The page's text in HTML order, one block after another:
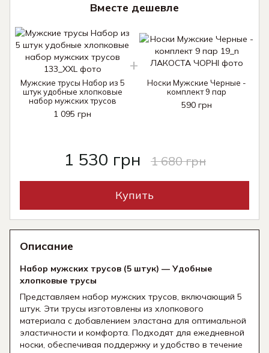
Вместе дешевле
Мужские трусы Набор из 5
штук удобные хлопковые
набор мужских трусов
1 095 грн
Носки Мужские Черные -
комплект 9 пар
590 грн
1 530 грн 1 680 грн
Купить
Описание
Набор мужских трусов (5 штук) — Удобные
хлопковые трусы
Представляем набор мужских трусов, включающий 5
штук. Эти трусы изготовлены из хлопкового
материала с добавлением эластана для оптимальной
эластичности и комфорта. Подходят для ежедневной
носки, обеспечивая поддержку и удобство в течение